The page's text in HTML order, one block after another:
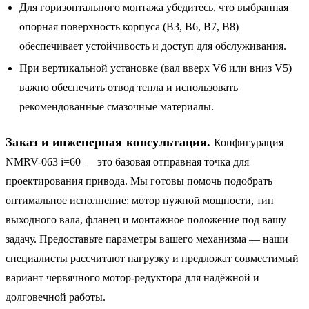
Для горизонтального монтажа убедитесь, что выбранная
опорная поверхность корпуса (B3, B6, B7, B8)
обеспечивает устойчивость и доступ для обслуживания.
При вертикальной установке (вал вверх V6 или вниз V5)
важно обеспечить отвод тепла и использовать
рекомендованные смазочные материалы.
Заказ и инженерная консультация. Конфигурация
NMRV-063 i=60 — это базовая отправная точка для
проектирования привода. Мы готовы помочь подобрать
оптимальное исполнение: мотор нужной мощности, тип
выходного вала, фланец и монтажное положение под вашу
задачу. Предоставьте параметры вашего механизма — наши
специалисты рассчитают нагрузку и предложат совместимый
вариант червячного мотор-редуктора для надёжной и
долговечной работы.